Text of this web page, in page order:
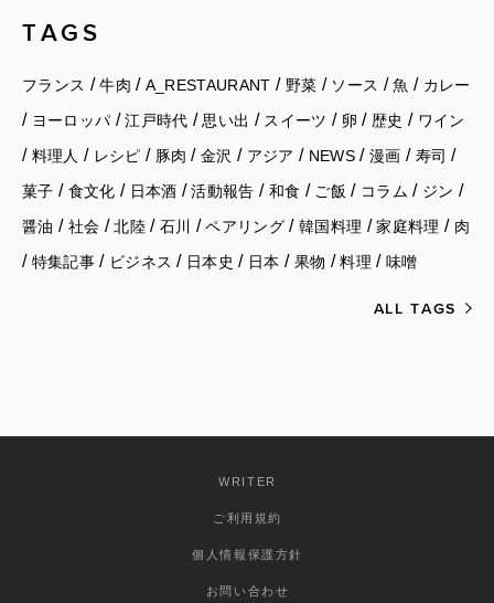
TAGS
フランス /牛肉 / A_RESTAURANT / 野菜 / ソース /魚 / カレー
/ ヨーロッパ /江戸時代 / 思い出 / スイーツ / 卵 / 歴史 / ワイン
/ 料理人 / レシピ / 豚肉 /金沢 / アジア / NEWS/ 漫画 / 寿司 /
菓子 / 食文化 / 日本酒 /活動報告 / 和食 / ご飯 / コラム / ジン /
醤油 / 社会 /北陸/ 石川 /ペアリング /韓国料理 /家庭料理 / 肉
/ 特集記事/ ビジネス / 日本史 / 日本 / 果物 /料理 / 味噌
ALL TAGS
WRITER
ご利用規約
個人情報保護方針
お問い合わせ